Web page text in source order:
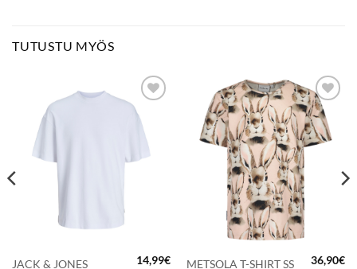
TUTUSTU MYÖS
SUOSIKKEIHIN
JACK & JONES 14,99€
LISÄÄ
SUOSIKKEIHIN
METSOLA T-SHIRT SS 36,90€